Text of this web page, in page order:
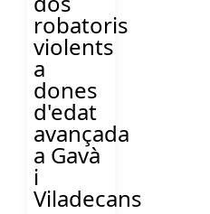
robatoris
violents
a
dones
d'edat
avançada
a Gavà
i
Viladecans